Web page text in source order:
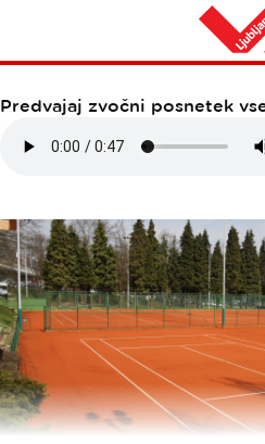
Domov
TENIS CENTER
Predvajaj zvočni posnetek